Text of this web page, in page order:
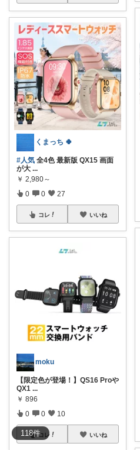
118件
くまっち 🍀
#人気 全4色 最新版 QX15 画面
が大 ...
￥ 2,980～
0 0 27
コレ いいね
moku
【限定色が登場！】QS16 Proや
QX1 ...
￥ 896
0 0 10
コレ いいね